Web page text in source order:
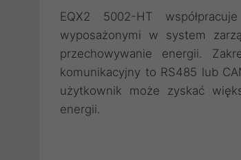
EQX2 5002-HT
wyposażonymi w system
przechowywanie energii.
komunikacyjny to RS485 lub
użytkownik może zyskać
energii.